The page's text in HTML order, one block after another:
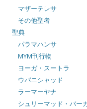
マザーテレサ
その他聖者
聖典
パラマハンサ
MYM刊行物
ヨーガ・スートラ
ウパニシャッド
ラーマーヤナ
シュリーマッド・バー